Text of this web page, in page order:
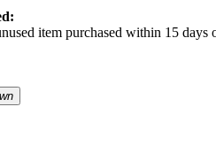
item purchased within 15